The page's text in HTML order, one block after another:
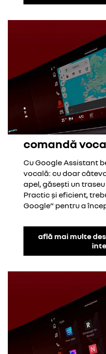
comandă
Cu Google Assistant
vocală: cu doar
apel, găsești un
Practic și eficient,
Google” pentru a
află mai multe